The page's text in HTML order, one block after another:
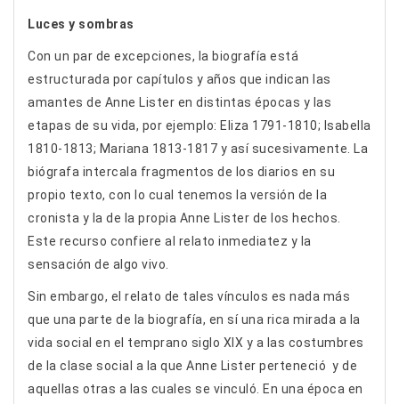
Luces y sombras
Con un par de excepciones, la biografía está
estructurada por capítulos y años que indican las
amantes de Anne Lister en distintas épocas y las
etapas de su vida, por ejemplo: Eliza 1791-1810; Isabella
1810-1813; Mariana 1813-1817 y así sucesivamente. La
biógrafa intercala fragmentos de los diarios en su
propio texto, con lo cual tenemos la versión de la
cronista y la de la propia Anne Lister de los hechos.
Este recurso confiere al relato inmediatez y la
sensación de algo vivo.
Sin embargo, el relato de tales vínculos es nada más
que una parte de la biografía, en sí una rica mirada a la
vida social en el temprano siglo XIX y a las costumbres
de la clase social a la que Anne Lister perteneció y de
aquellas otras a las cuales se vinculó. En una época en